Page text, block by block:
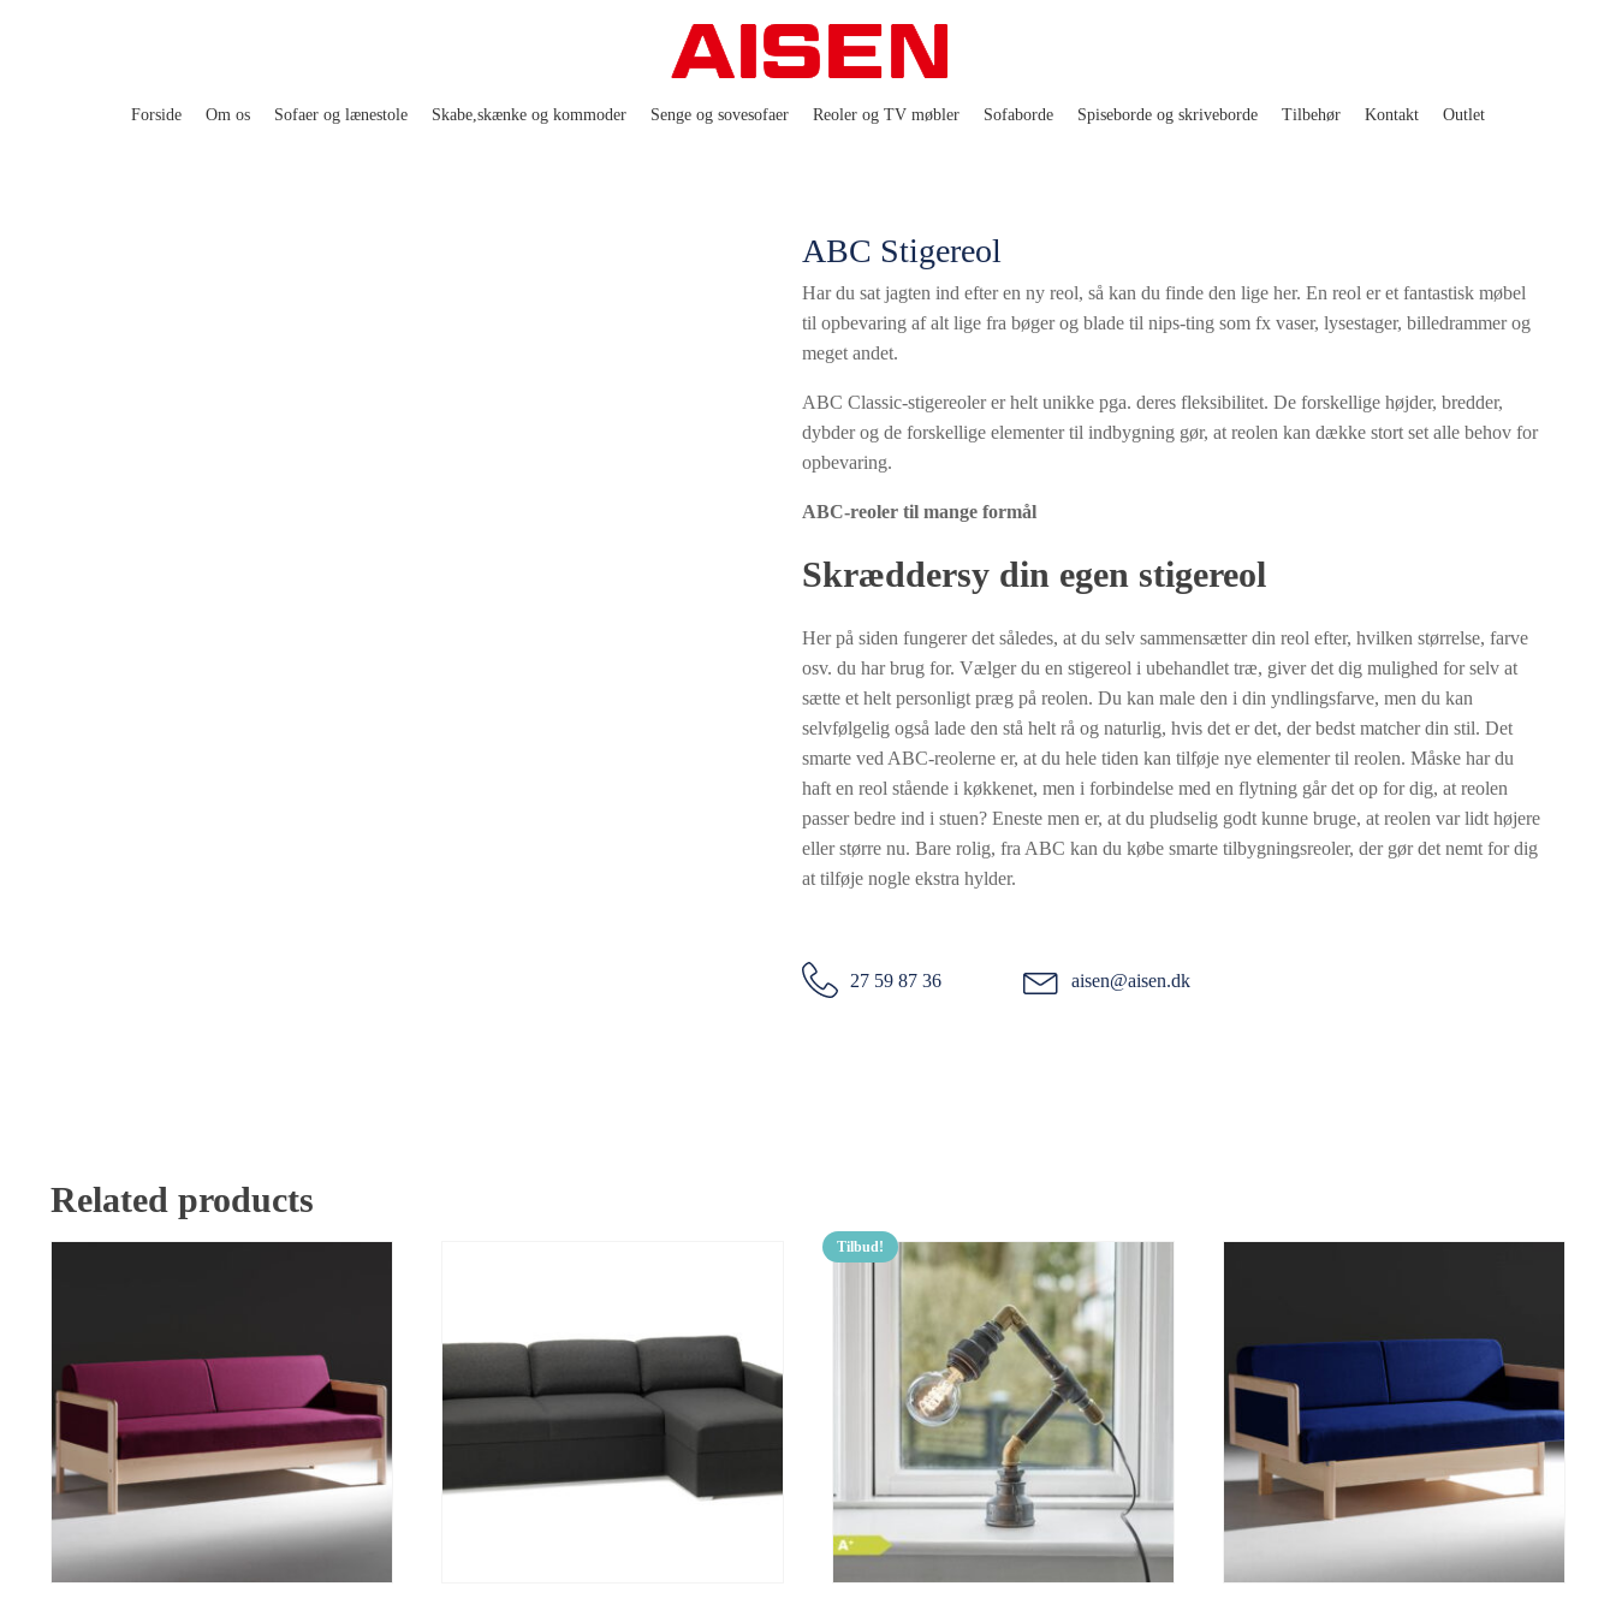
Forside Om os Sofaer og lænestole Skabe,skænke og kommoder Senge og sovesofaer Reoler og TV møbler Sofaborde Spiseborde og skriveborde Tilbehør Kontakt Outlet
ABC Stigereol
Har du sat jagten ind efter en ny reol, så kan du finde den lige her. En reol er et fantastisk møbel
til opbevaring af alt lige fra bøger og blade til nips-ting som fx vaser, lysestager, billedrammer og
meget andet.
ABC Classic-stigereoler er helt unikke pga. deres fleksibilitet. De forskellige højder, bredder,
dybder og de forskellige elementer til indbygning gør, at reolen kan dække stort set alle behov for
opbevaring.
ABC-reoler til mange formål
Skræddersy din egen stigereol
Her på siden fungerer det således, at du selv sammensætter din reol efter, hvilken størrelse, farve
osv. du har brug for. Vælger du en stigereol i ubehandlet træ, giver det dig mulighed for selv at
sætte et helt personligt præg på reolen. Du kan male den i din yndlingsfarve, men du kan
selvfølgelig også lade den stå helt rå og naturlig, hvis det er det, der bedst matcher din stil. Det
smarte ved ABC-reolerne er, at du hele tiden kan tilføje nye elementer til reolen. Måske har du
haft en reol stående i køkkenet, men i forbindelse med en flytning går det op for dig, at reolen
passer bedre ind i stuen? Eneste men er, at du pludselig godt kunne bruge, at reolen var lidt højere
eller større nu. Bare rolig, fra ABC kan du købe smarte tilbygningsreoler, der gør det nemt for dig
at tilføje nogle ekstra hylder.
27 59 87 36 aisen@aisen.dk
Related products
Tilbud!